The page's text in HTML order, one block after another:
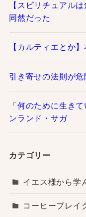
【スピリチュアル
同然だった
【カルティエとか
引き寄せの法則が危
「何のために生き
ンランド・サガ
カテゴリー
イエス様から学
コーヒーブレイ